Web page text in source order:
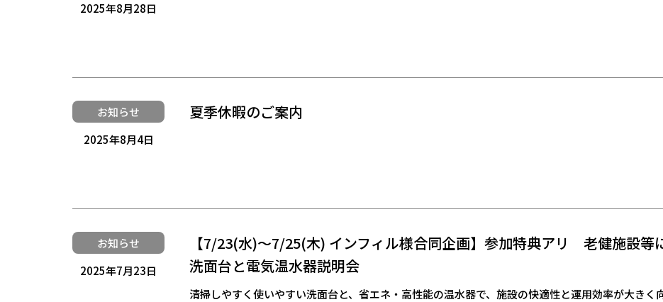
2025年8月28日
お知らせ
2025年8月4日
夏季休暇のご案内
お知らせ
2025年7月23日
【7/23(水)～7/25(木) インフィル様合同企画】参加特典アリ 老健施設等
洗面台と電気温水器説明会
清掃しやすく使いやすい洗面台と、省エネ・高性能の温水器で、施設の快適性と運用効率が大きく